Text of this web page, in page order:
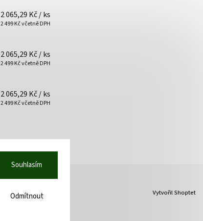
Odmítnout
Souhlasím
2 065,29 Kč/ ks
2 499 Kč včetně DPH
2 065,29 Kč/ ks
2 499 Kč včetně DPH
2 065,29 Kč/ ks
2 499 Kč včetně DPH
Vytvořil Shoptet